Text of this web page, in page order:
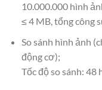
10.000.000 hình
≤ 4 MB, tổng công
So sánh hình ảnh
động cơ);
Tốc độ so sánh: 48